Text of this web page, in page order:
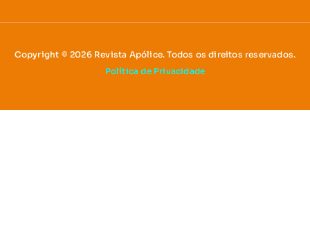
Copyright © 2026 Revista Apólice. Todos os direitos reservados.
Política de Privacidade